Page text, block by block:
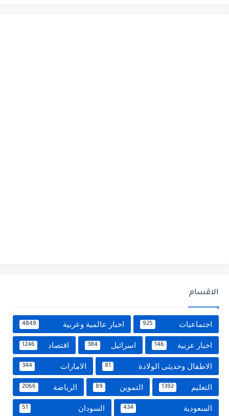
الاقسام
اجتماعيات 925 اخبار عالمية وعربية 4849
اخبار عربية 146 اسرائيل 384 اقتصاد 1246
الاطفال وحديثى الولادة 81 الامارات 344
التعليم 1392 التموين 89 الرياضة 2066
السعودية 434 السودان 51